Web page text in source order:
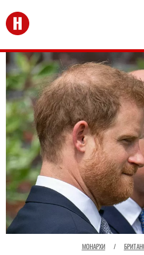
Перейти на главную
МОНАРХИ /